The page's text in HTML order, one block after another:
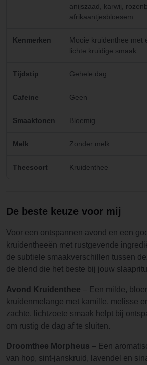
anijszaad, karwij,
afrikaantjesbloesem
Kenmerken
Mooie kruidenthee met
lichte kruidige smaak
Tijdstip Gehele dag
Cafeine Geen
Smaaktonen Bloemig
Melk Zonder melk
Theesoort Kruidenthee
De beste keuze voor mij
Voor een ontspannen avond en een
kruidentheeën met rustgevende
de subtiele smaakverschillen tussen
de blend die het beste bij jouw
Avond Kruidenthee – Een milde,
kruidenmelange met kamille, melisse
zachte, lichtzoete smaak helpt bij
om rustig de dag af te sluiten.
Droomthee Morpheus – Een
van hop, sint-janskruid, lavendel en